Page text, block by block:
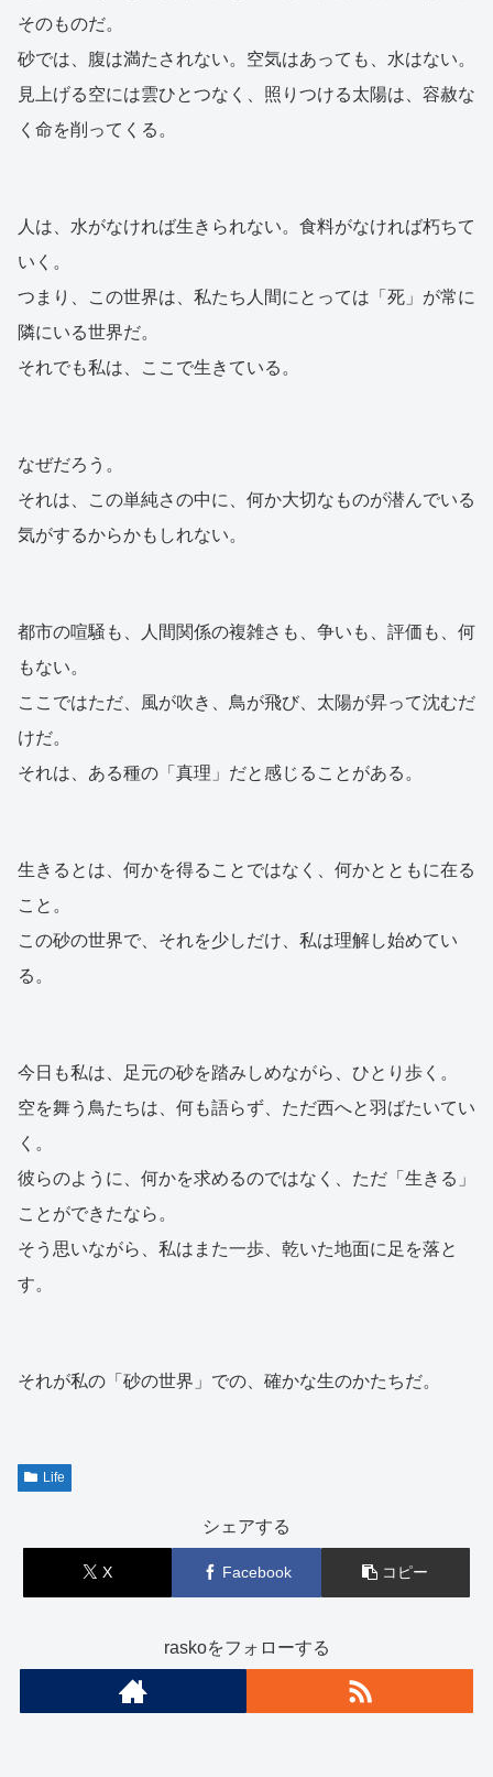
そのものだ。
砂では、腹は満たされない。空気はあっても、水はない。
見上げる空には雲ひとつなく、照りつける太陽は、容赦な
く命を削ってくる。
人は、水がなければ生きられない。食料がなければ朽ちて
いく。
つまり、この世界は、私たち人間にとっては「死」が常に
隣にいる世界だ。
それでも私は、ここで生きている。
なぜだろう。
それは、この単純さの中に、何か大切なものが潜んでいる
気がするからかもしれない。
都市の喧騒も、人間関係の複雑さも、争いも、評価も、何
もない。
ここではただ、風が吹き、鳥が飛び、太陽が昇って沈むだ
けだ。
それは、ある種の「真理」だと感じることがある。
生きるとは、何かを得ることではなく、何かとともに在る
こと。
この砂の世界で、それを少しだけ、私は理解し始めてい
る。
今日も私は、足元の砂を踏みしめながら、ひとり歩く。
空を舞う鳥たちは、何も語らず、ただ西へと羽ばたいてい
く。
彼らのように、何かを求めるのではなく、ただ「生きる」
ことができたなら。
そう思いながら、私はまた一歩、乾いた地面に足を落と
す。
それが私の「砂の世界」での、確かな生のかたちだ。
Life
シェアする
X Facebook コピー
raskoをフォローする